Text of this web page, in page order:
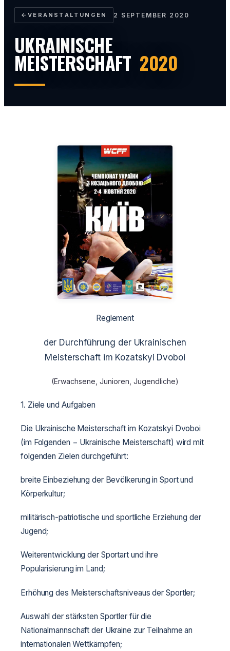
←VERANSTALTUNGEN 2 SEPTEMBER 2020
UKRAINISCHE
MEISTERSCHAFT 2020
Reglement
der Durchführung der Ukrainischen
Meisterschaft im Kozatskyi Dvoboi
(Erwachsene, Junioren, Jugendliche)
1. Ziele und Aufgaben
Die Ukrainische Meisterschaft im Kozatskyi Dvoboi
(im Folgenden − Ukrainische Meisterschaft) wird mit
folgenden Zielen durchgeführt:
breite Einbeziehung der Bevölkerung in Sport und
Körperkultur;
militärisch-patriotische und sportliche Erziehung der
Jugend;
Weiterentwicklung der Sportart und ihre
Popularisierung im Land;
Erhöhung des Meisterschaftsniveaus der Sportler;
Auswahl der stärksten Sportler für die
Nationalmannschaft der Ukraine zur Teilnahme an
internationalen Wettkämpfen;